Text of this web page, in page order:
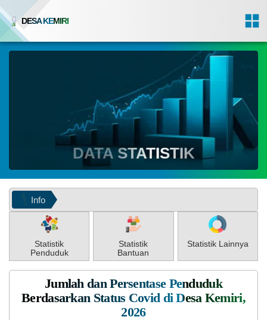
DESA KEMIRI
DATA STATISTIK
Info
Statistik
Penduduk
Statistik
Bantuan
Statistik Lainnya
Jumlah dan Persentase Penduduk
Berdasarkan Status Covid di Desa Kemiri,
2026